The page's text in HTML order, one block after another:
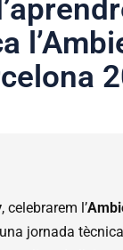
, celebrarem l’
jornada